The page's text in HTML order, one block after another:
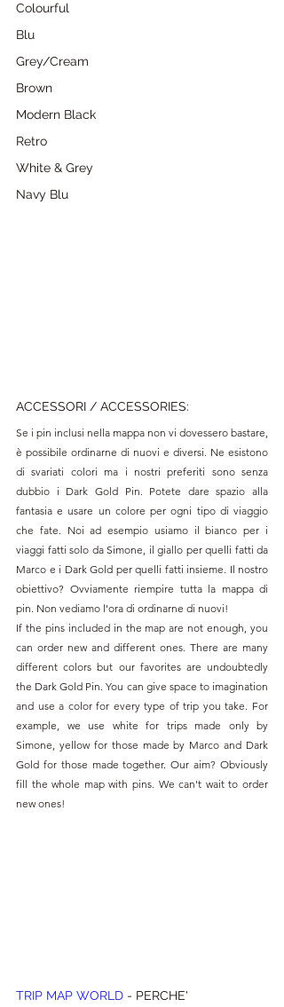
Colourful
Blu
Grey/Cream
Brown
Modern Black
Retro
White & Grey
Navy Blu
ACCESSORI / ACCESSORIES:
Se i pin inclusi nella mappa non vi dovessero bastare,
è possibile ordinarne di nuovi e diversi. Ne esistono
di svariati colori ma i nostri preferiti sono senza
dubbio i Dark Gold Pin. Potete dare spazio alla
fantasia e usare un colore per ogni tipo di viaggio
che fate. Noi ad esempio usiamo il bianco per i
viaggi fatti solo da Simone, il giallo per quelli fatti da
Marco e i Dark Gold per quelli fatti insieme. Il nostro
obiettivo? Ovviamente riempire tutta la mappa di
pin. Non vediamo l'ora di ordinarne di nuovi!
If the pins included in the map are not enough, you
can order new and different ones. There are many
different colors but our favorites are undoubtedly
the Dark Gold Pin. You can give space to imagination
and use a color for every type of trip you take. For
example, we use white for trips made only by
Simone, yellow for those made by Marco and Dark
Gold for those made together. Our aim? Obviously
fill the whole map with pins. We can't wait to order
new ones!
TRIP MAP WORLD - PERCHE'